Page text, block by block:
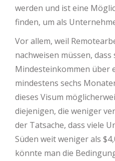
werden und ist eine
finden, um als
Vor allem, weil
nachweisen müssen, dass
Mindesteinkommen über
mindestens sechs
dieses Visum
diejenigen, die weniger
der Tatsache, dass viele
Süden weit weniger als
könnte man die